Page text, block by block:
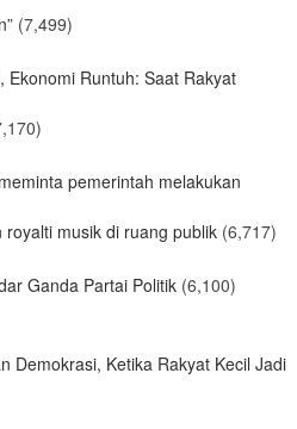
(7,499)
Ekonomi Runtuh: Saat Rakyat
pemerintah melakukan
musik di ruang publik (6,717)
Ganda Partai Politik (6,100)
Demokrasi, Ketika Rakyat Kecil Jadi